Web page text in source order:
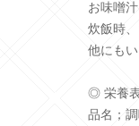
お味噌
炊飯時
他にも
◎ 栄養
品名；